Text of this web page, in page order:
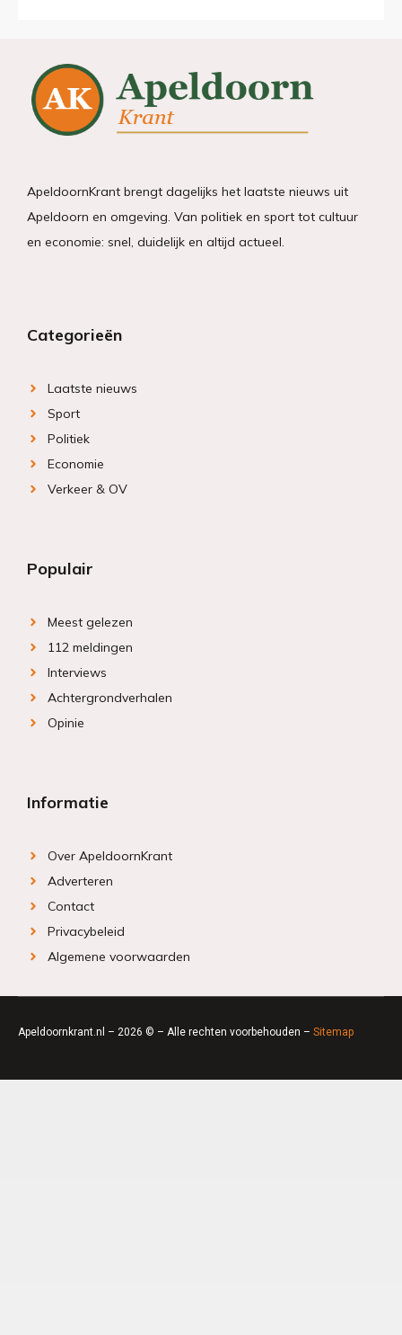
ApeldoornKrant brengt dagelijks het laatste nieuws uit
Apeldoorn en omgeving. Van politiek en sport tot cultuur
en economie: snel, duidelijk en altijd actueel.
Categorieën
Laatste nieuws
Sport
Politiek
Economie
Verkeer & OV
Populair
Meest gelezen
112 meldingen
Interviews
Achtergrondverhalen
Opinie
Informatie
Over ApeldoornKrant
Adverteren
Contact
Privacybeleid
Algemene voorwaarden
Apeldoornkrant.nl – 2026 © – Alle rechten voorbehouden – Sitemap